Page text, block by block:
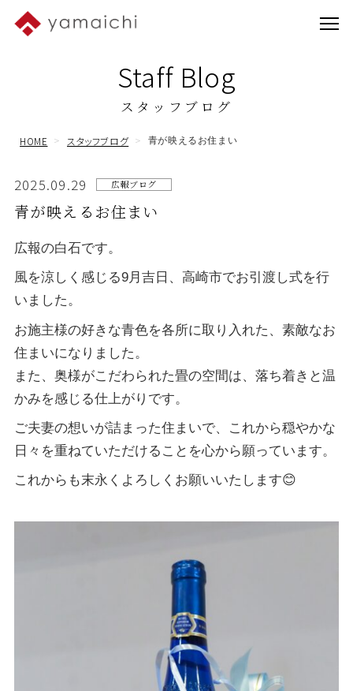
Staff Blog
スタッフブログ
HOME スタッフブログ 青が映えるお住まい
2025.09.29 広報ブログ
青が映えるお住まい
広報の白石です。
風を涼しく感じる9月吉日、高崎市でお引渡し式を行
いました。
お施主様の好きな青色を各所に取り入れた、素敵なお
住まいになりました。
また、奥様がこだわられた畳の空間は、落ち着きと温
かみを感じる仕上がりです。
ご夫妻の想いが詰まった住まいで、これから穏やかな
日々を重ねていただけることを心から願っています。
これからも末永くよろしくお願いいたします😊